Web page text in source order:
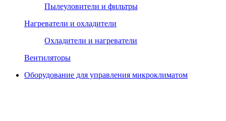
Пылеуловители и фильтры
Нагреватели и охладители
Охладители и нагреватели
Вентиляторы
Оборудование для управления микроклиматом